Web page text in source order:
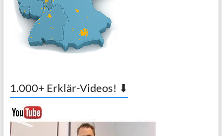
1.000+ Erklär-Videos! ⬇